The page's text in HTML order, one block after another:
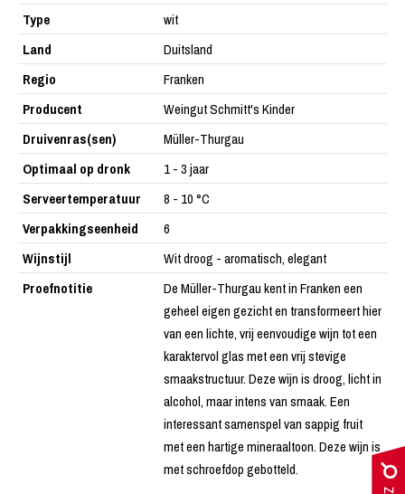
Type
wit
Land
Duitsland
Regio
Franken
Producent
Weingut Schmitt's Kinder
Druivenras(sen)
Müller-Thurgau
Optimaal op dronk
1 - 3 jaar
Serveertemperatuur
8 - 10 °C
Verpakkingseenheid
6
Wijnstijl
Wit droog - aromatisch, elegant
Proefnotitie
De Müller-Thurgau kent in Franken een
geheel eigen gezicht en transformeert hier
van een lichte, vrij eenvoudige wijn tot een
karaktervol glas met een vrij stevige
smaakstructuur. Deze wijn is droog, licht in
alcohol, maar intens van smaak. Een
interessant samenspel van sappig fruit
met een hartige mineraaltoon. Deze wijn is
met schroefdop gebotteld.